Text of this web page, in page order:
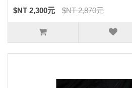
$NT 2,300元 $NT 2,870元